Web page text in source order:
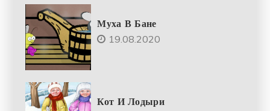
Муха В Бане
19.08.2020
Кот И Лодыри